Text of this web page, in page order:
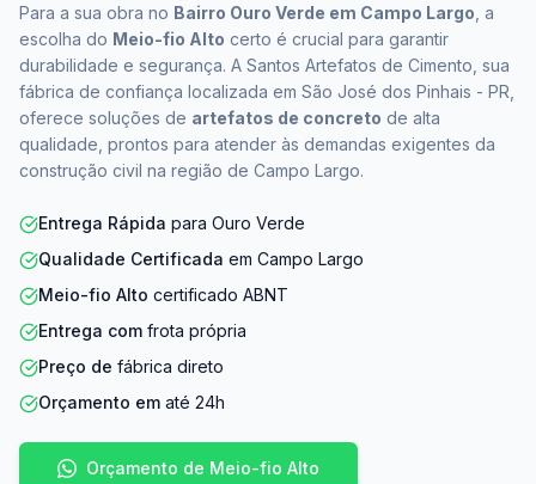
Para a sua obra no Bairro Ouro Verde em Campo Largo , a
escolha do Meio-fio Alto certo é crucial para garantir
durabilidade e segurança. A Santos Artefatos de Cimento, sua
fábrica de confiança localizada em São José dos Pinhais - PR,
oferece soluções de artefatos de concreto de alta
qualidade, prontos para atender às demandas exigentes da
construção civil na região de Campo Largo.
Entrega Rápida para Ouro Verde
Qualidade Certificada em Campo Largo
Meio-fio Alto certificado ABNT
Entrega com frota própria
Preço de fábrica direto
Orçamento em até 24h
Orçamento de Meio-fio Alto